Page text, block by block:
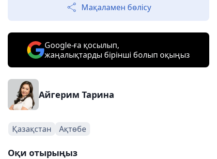
Мақаламен бөлісу
Google-ға қосылып,
жаңалықтарды бірінші болып оқыңыз
Айгерим Тарина
Қазақстан Ақтөбе
Оқи отырыңыз